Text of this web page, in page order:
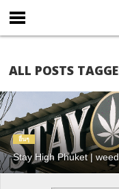
ALL POSTS
อื่นๆ
Stay High Phuket |